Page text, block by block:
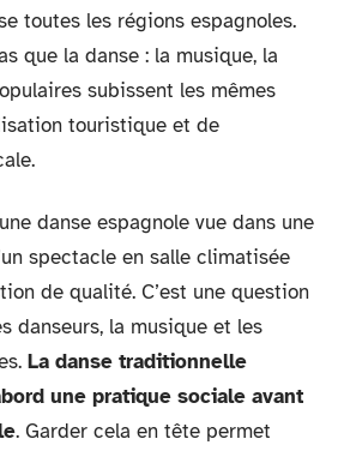
toutes les régions espagnoles.
que la danse : la musique, la
subissent les mêmes
touristique et de
danse espagnole vue dans une
spectacle en salle climatisée
de qualité. C’est une question
danseurs, la musique et les
La danse traditionnelle
une pratique sociale avant
. Garder cela en tête permet